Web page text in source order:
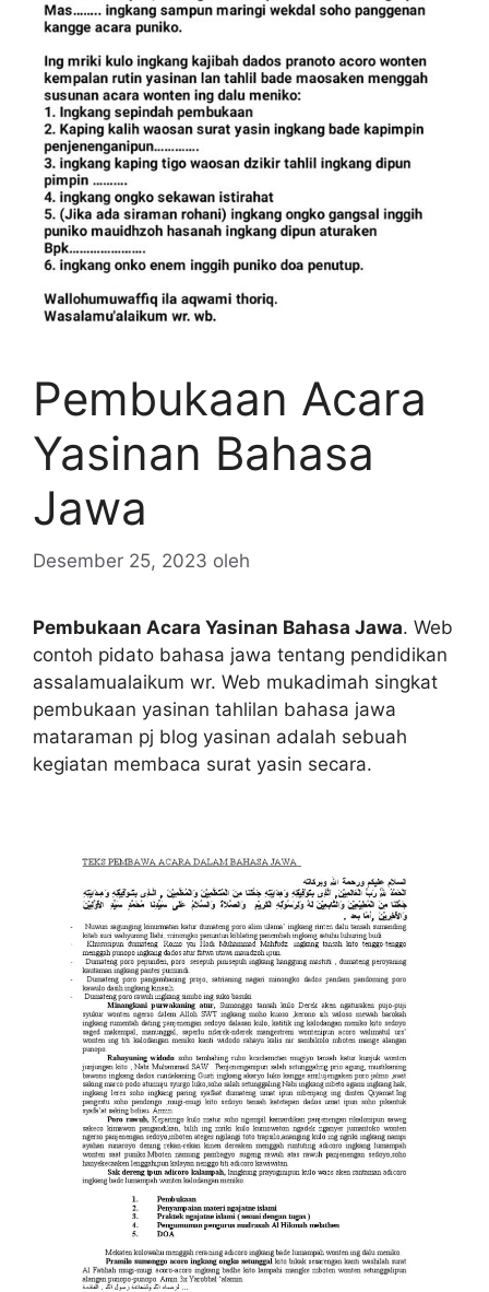
Pembukaan Acara
Yasinan Bahasa
Jawa
Desember 25, 2023 oleh
Pembukaan Acara Yasinan Bahasa Jawa. Web
contoh pidato bahasa jawa tentang pendidikan
assalamualaikum wr. Web mukadimah singkat
pembukaan yasinan tahlilan bahasa jawa
mataraman pj blog yasinan adalah sebuah
kegiatan membaca surat yasin secara.